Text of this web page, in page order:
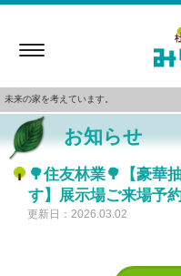
Toggle
未来の家を考えています。
お知らせ
🌳住友林業🌳【豪華
す】展示場ご来場予
更新日：2026.03.02